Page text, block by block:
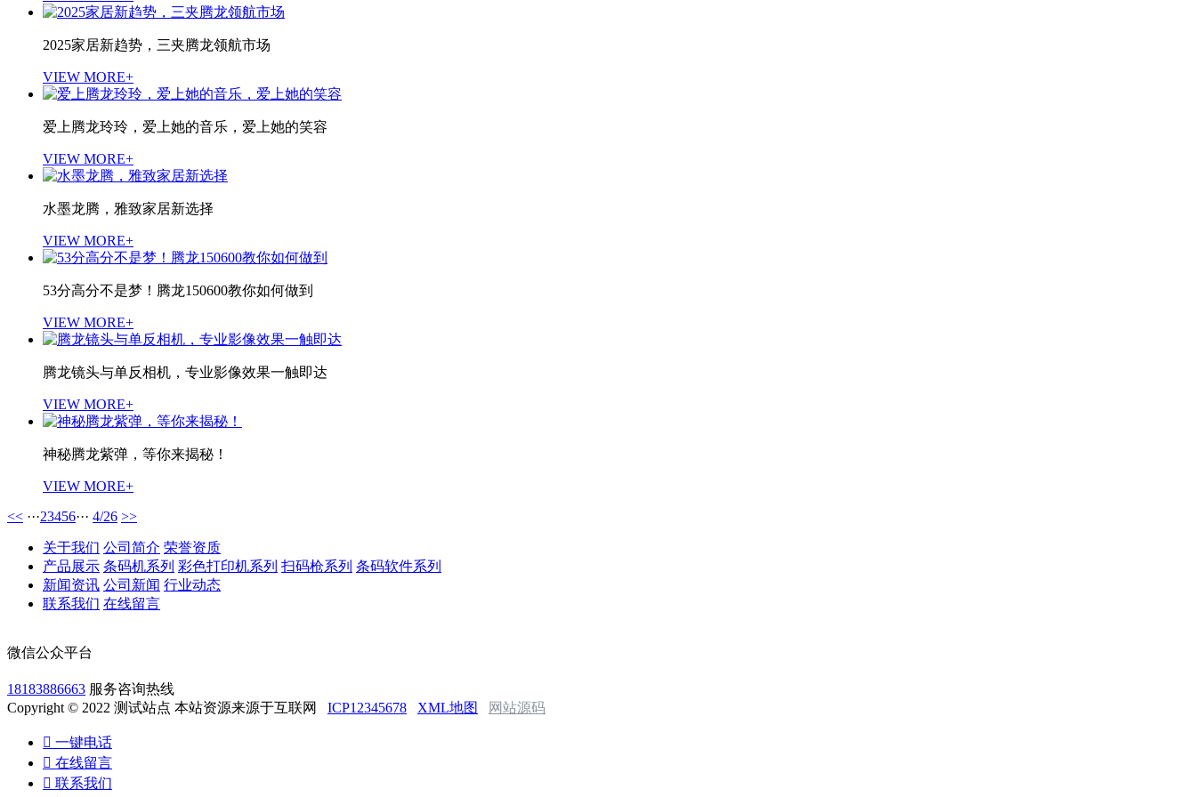
2025家居新趋势，三夹腾龙领航市场
VIEW MORE+
爱上腾龙玲玲，爱上她的音乐，爱上她的笑容
VIEW MORE+
水墨龙腾，雅致家居新选择
VIEW MORE+
53分高分不是梦！腾龙150600教你如何做到
VIEW MORE+
腾龙镜头与单反相机，专业影像效果一触即达
VIEW MORE+
神秘腾龙紫弹，等你来揭秘！
VIEW MORE+
<< ···23456··· 4/26 >>
关于我们 公司简介 荣誉资质
产品展示 条码机系列 彩色打印机系列 扫码枪系列 条码软件系列
新闻资讯 公司新闻 行业动态
联系我们 在线留言
微信公众平台
18183886663 服务咨询热线
Copyright © 2022 测试站点 本站资源来源于互联网 ICP12345678 XML地图 网站源码
 一键电话
 在线留言
 联系我们